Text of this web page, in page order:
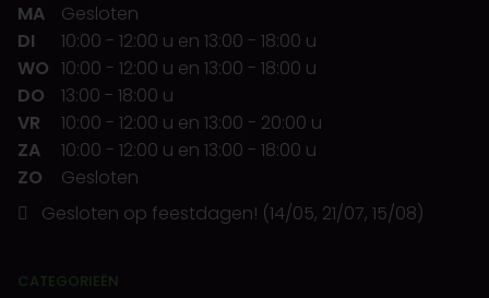
MA
Gesloten
DI
10:00 - 12:00 u en 13:00 - 18:00 u
WO 10:00 - 12:00 u en 13:00 - 18:00 u
DO
13:00 - 18:00 u
VR
10:00 - 12:00 u en 13:00 - 20:00 u
ZA
10:00 - 12:00 u en 13:00 - 18:00 u
ZO
Gesloten
Gesloten op feestdagen! (14/05, 21/07, 15/08)
CATEGORIEËN